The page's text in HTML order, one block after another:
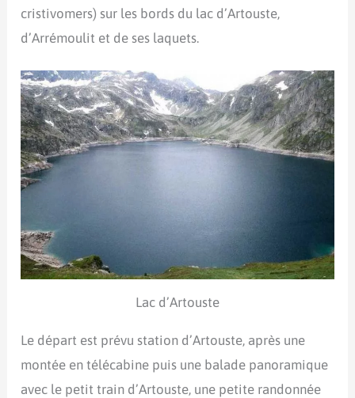
cristivomers) sur les bords du lac d’Artouste,
d’Arrémoulit et de ses laquets.
Lac d’Artouste
Le départ est prévu station d’Artouste, après une
montée en télécabine puis une balade panoramique
avec le petit train d’Artouste, une petite randonnée